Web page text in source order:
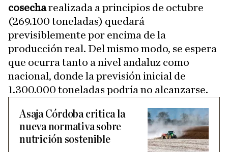
cosecharealizada a principios de octubre
(269.100 toneladas) quedará
previsiblemente por encima de la
producción real. Del mismo modo, se espera
que ocurra tanto a nivel andaluz como
nacional, donde la previsión inicial de
1.300.000 toneladas podría no alcanzarse.
Asaja Córdoba critica la
nueva normativa sobre
nutrición sostenible